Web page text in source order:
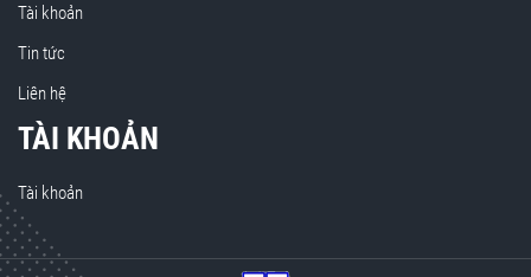
Tài khoản
Tin tức
Liên hệ
TÀI KHOẢN
Tài khoản